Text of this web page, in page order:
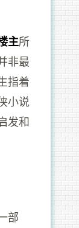
主所
非最
指着
小说
发和
部